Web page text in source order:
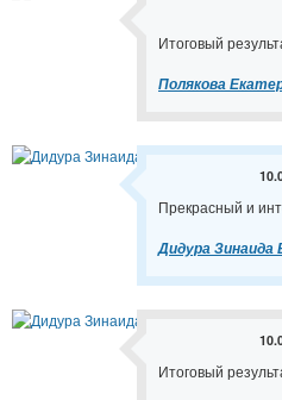
Итоговый
Полякова
Прекрасный и
Дидура Зинаида
Итоговый